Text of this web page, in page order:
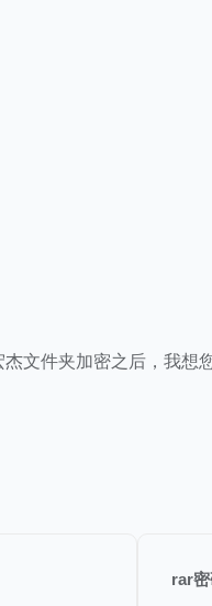
杰文件夹加密之后，我想
rar